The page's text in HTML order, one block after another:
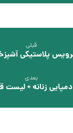
قبلی
پلاستیکی
بعدی
زنانه + لیست